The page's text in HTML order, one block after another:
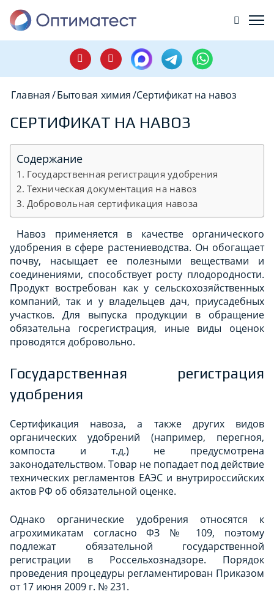
Главная/Бытовая химия/Сертификат на навоз
СЕРТИФИКАТ НА НАВОЗ
Содержание
Государственная регистрация удобрения
Техническая документация на навоз
Добровольная сертификация навоза
Навоз применяется в качестве органического
удобрения в сфере растениеводства. Он обогащает
почву, насыщает ее полезными веществами и
соединениями, способствует росту плодородности.
Продукт востребован как у сельскохозяйственных
компаний, так и у владельцев дач, приусадебных
участков. Для выпуска продукции в обращение
обязательна госрегистрация, иные виды оценок
проводятся добровольно.
Государственная регистрация
удобрения
Сертификация навоза, а также других видов
органических удобрений (например, перегноя,
компоста и т.д.) не предусмотрена
законодательством. Товар не попадает под действие
технических регламентов ЕАЭС и внутрироссийских
актов РФ об обязательной оценке.
Однако органические удобрения относятся к
агрохимикатам согласно ФЗ № 109, поэтому
подлежат обязательной государственной
регистрации в Россельхознадзоре. Порядок
проведения процедуры регламентирован Приказом
от 17 июня 2009 г. № 231.